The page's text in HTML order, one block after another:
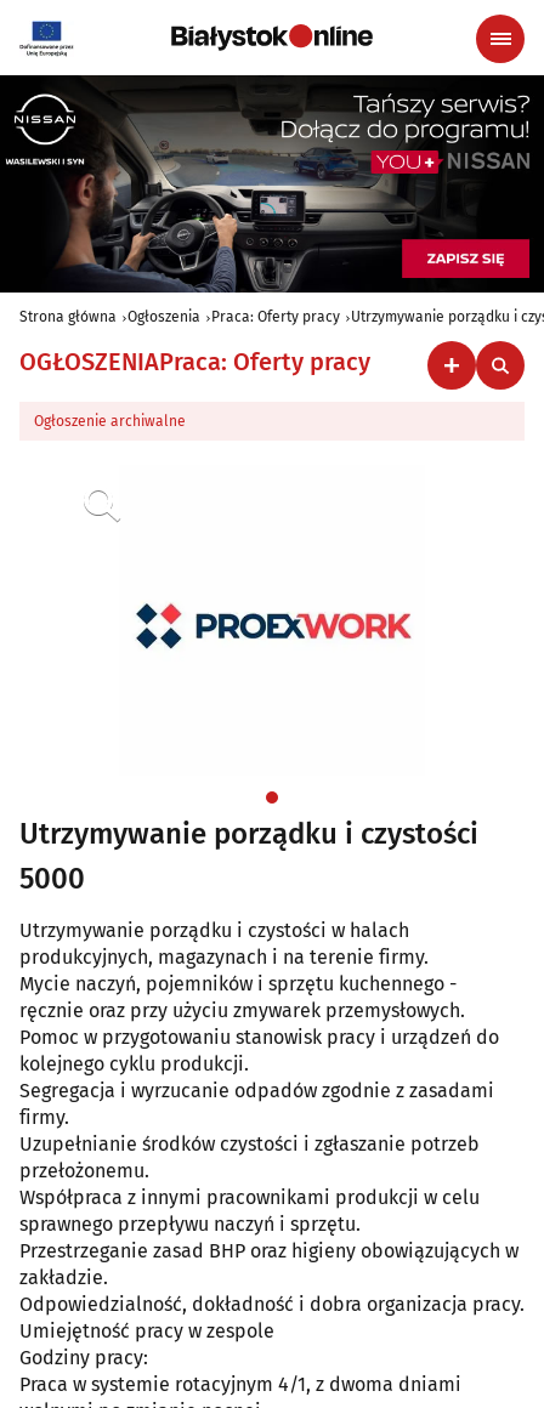
Strona główna Ogłoszenia Praca: Oferty pracy Utrzymywanie porządku i
OGŁOSZENIAPraca: Oferty pracy
Ogłoszenie archiwalne
Utrzymywanie porządku i czystości
5000
Utrzymywanie porządku i czystości w halach
produkcyjnych, magazynach i na terenie firmy.
Mycie naczyń, pojemników i sprzętu kuchennego -
ręcznie oraz przy użyciu zmywarek przemysłowych.
Pomoc w przygotowaniu stanowisk pracy i urządzeń do
kolejnego cyklu produkcji.
Segregacja i wyrzucanie odpadów zgodnie z zasadami
firmy.
Uzupełnianie środków czystości i zgłaszanie potrzeb
przełożonemu.
Współpraca z innymi pracownikami produkcji w celu
sprawnego przepływu naczyń i sprzętu.
Przestrzeganie zasad BHP oraz higieny obowiązujących w
zakładzie.
Odpowiedzialność, dokładność i dobra organizacja pracy.
Umiejętność pracy w zespole
Godziny pracy:
Praca w systemie rotacyjnym 4/1, z dwoma dniami